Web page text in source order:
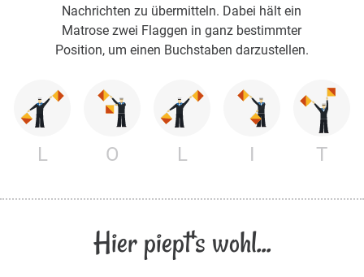
Nachrichten zu übermitteln. Dabei hält ein
Matrose zwei Flaggen in ganz bestimmter
Position, um einen Buchstaben darzustellen.
L O L I T
Hier piept's wohl...